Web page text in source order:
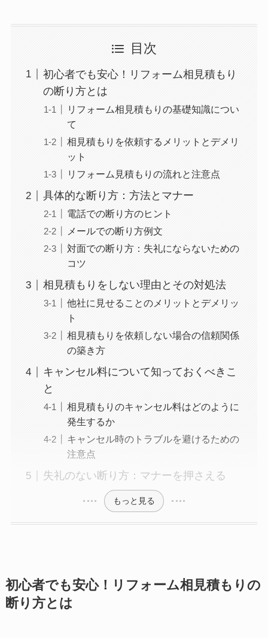
目次
初心者でも安心！リフォーム相見積もり
の断り方とは
リフォーム相見積もりの基礎知識につい
て
相見積もりを依頼するメリットとデメリ
ット
リフォーム見積もりの流れと注意点
具体的な断り方：方法とマナー
電話での断り方のヒント
メールでの断り方例文
対面での断り方：失礼にならないための
コツ
相見積もりをしない理由とその対処法
他社に見せることのメリットとデメリッ
ト
相見積もりを依頼しない場合の信頼関係
の築き方
キャンセル料について知っておくべきこ
と
相見積もりのキャンセル料はどのように
発生するか
キャンセル時のトラブルを避けるための
注意点
失礼のない断り方：マナーを押さえる
もっと見る
初心者でも安心！リフォーム相見積もりの
断り方とは